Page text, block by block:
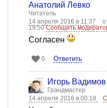
Анатолий Левко
Читатель
14 апреля 2016 в 11:37
19:50Сообщить
Согласен
0 Ответить
Игорь Вадимов
Грандмастер
14 апреля 2016 в 00:18